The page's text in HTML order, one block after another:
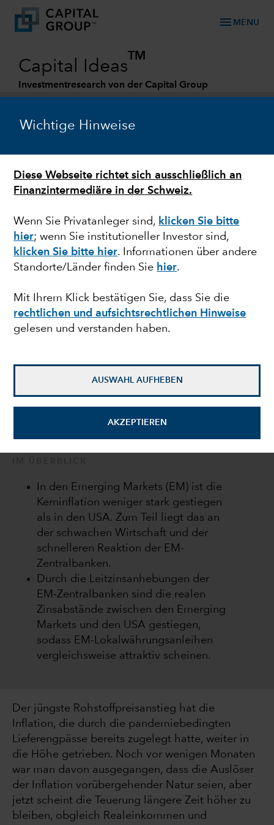
Wichtige Hinweise
Diese Webseite richtet sich ausschließlich an
Finanzintermediäre in der Schweiz.
Wenn Sie Privatanleger sind, klicken Sie bitte
hier; wenn Sie institutioneller Investor sind,
klicken Sie bitte hier. Informationen über andere
Standorte/Länder finden Sie hier.
Mit Ihrem Klick bestätigen Sie, dass Sie die
rechtlichen und aufsichtsrechtlichen Hinweise
gelesen und verstanden haben.
AUSWAHL AUFHEBEN
AKZEPTIEREN
menu MENU
Capital Ideas
TM
Investmentresearch von der Capital Group
MARKTVOLATILITÄT
Mehrwertchancen mit
Lokalwährungsanleihen
In den Emerging Markets (EM) ist die
Kerninflation weniger stark gestiegen
als in den USA. Zum Teil liegt das an
der schwachen Wirtschaft und der
schnelleren Reaktion der EM-
Zentralbanken.
Durch die Leitzinsanhebungen der
EM-Zentralbanken sind die realen
Zinsabstände zwischen den Emerging
Markets und den USA gestiegen,
sodass EM-Lokalwährungsanleihen
vergleichsweise attraktiv scheinen.
Der jüngste Rohstoffpreisanstieg hat die
Inflation, die durch die pandemiebedingten
Lieferengpässe bereits zugelegt hatte, weiter in
die Höhe getrieben. Noch vor wenigen Monaten
war man davon ausgegangen, dass die Auslöser
der Inflation vorübergehender Natur seien, aber
jetzt scheint die Teuerung längere Zeit höher zu
bleiben, obgleich Realeinkommen und